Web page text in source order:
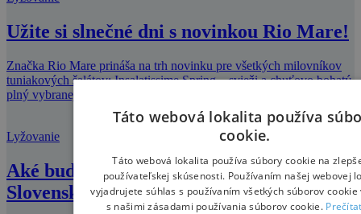
Užite si slnečné dni s novinkou Rio Mare!
Značka Rio Mare prináša na trh novinku pre všetkých milovníkov
tuniakových šalátov: Insalatissime Spring – svieži a chuťovo bohatý,
plný vybranej
Lyžovanie
Aké bude počasie počas zimy na
Slovensku?
Táto webová lokalita používa
cookie.
Táto webová lokalita používa súbory cookie na
používateľskej skúsenosti. Používaním našej webovej
vyjadrujete súhlas s používaním všetkých súborov cookie
s našimi zásadami používania súborov cookie.